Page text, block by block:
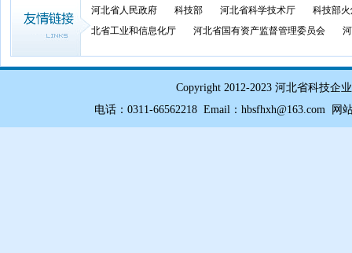
河北省人民政府 科技部 河北省科学技术厅
科技部
北省工业和信息化厅
河北省国有资产监督管理委员会
Copyright 2012-2023 河北省科技企
电话：0311-66562218 Email：hbsfhxh@163.com 网